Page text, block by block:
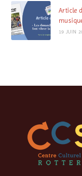
Article
19 JUIN